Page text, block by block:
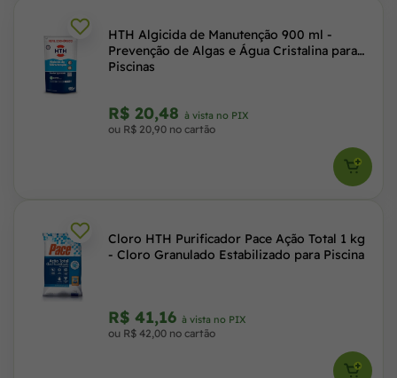
HTH Algicida de Manutenção 900 ml -
Prevenção de Algas e Água Cristalina para
Piscinas
R$ 20,48 à vista no PIX
ou R$ 20,90 no cartão
Cloro HTH Purificador Pace Ação Total 1 kg
- Cloro Granulado Estabilizado para Piscina
R$ 41,16 à vista no PIX
ou R$ 42,00 no cartão